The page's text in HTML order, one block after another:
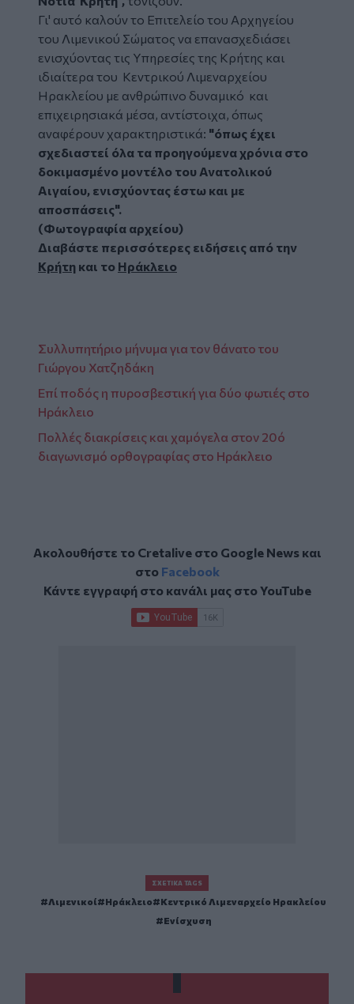
Γι' αυτό καλούν το Επιτελείο του Αρχηγείου
του Λιμενικού Σώματος να επανασχεδιάσει
ενισχύοντας τις Υπηρεσίες της Κρήτης και
ιδιαίτερα του Κεντρικού Λιμεναρχείου
Ηρακλείου με ανθρώπινο δυναμικό και
επιχειρησιακά μέσα, αντίστοιχα, όπως
αναφέρουν χαρακτηριστικά: "όπως έχει
σχεδιαστεί όλα τα προηγούμενα χρόνια στο
δοκιμασμένο μοντέλο του Ανατολικού
Αιγαίου, ενισχύοντας έστω και με
αποσπάσεις".
(Φωτογραφία αρχείου)
Διαβάστε περισσότερες ειδήσεις από την
Κρήτη και το Ηράκλειο
Συλλυπητήριο μήνυμα για τον θάνατο του
Γιώργου Χατζηδάκη
Επί ποδός η πυροσβεστική για δύο φωτιές στο
Ηράκλειο
Πολλές διακρίσεις και χαμόγελα στον 20ό
διαγωνισμό ορθογραφίας στο Ηράκλειο
Ακολουθήστε το Cretalive στο Google Newsκαι
στο Facebook
Κάντε εγγραφή στο κανάλι μας στοYouTube
ΣΧΕΤΙΚΆ TAGS
Λιμενικοί Ηράκλειο
Κεντρικό Λιμεναρχείο Ηρακλείου
Ενίσχυση